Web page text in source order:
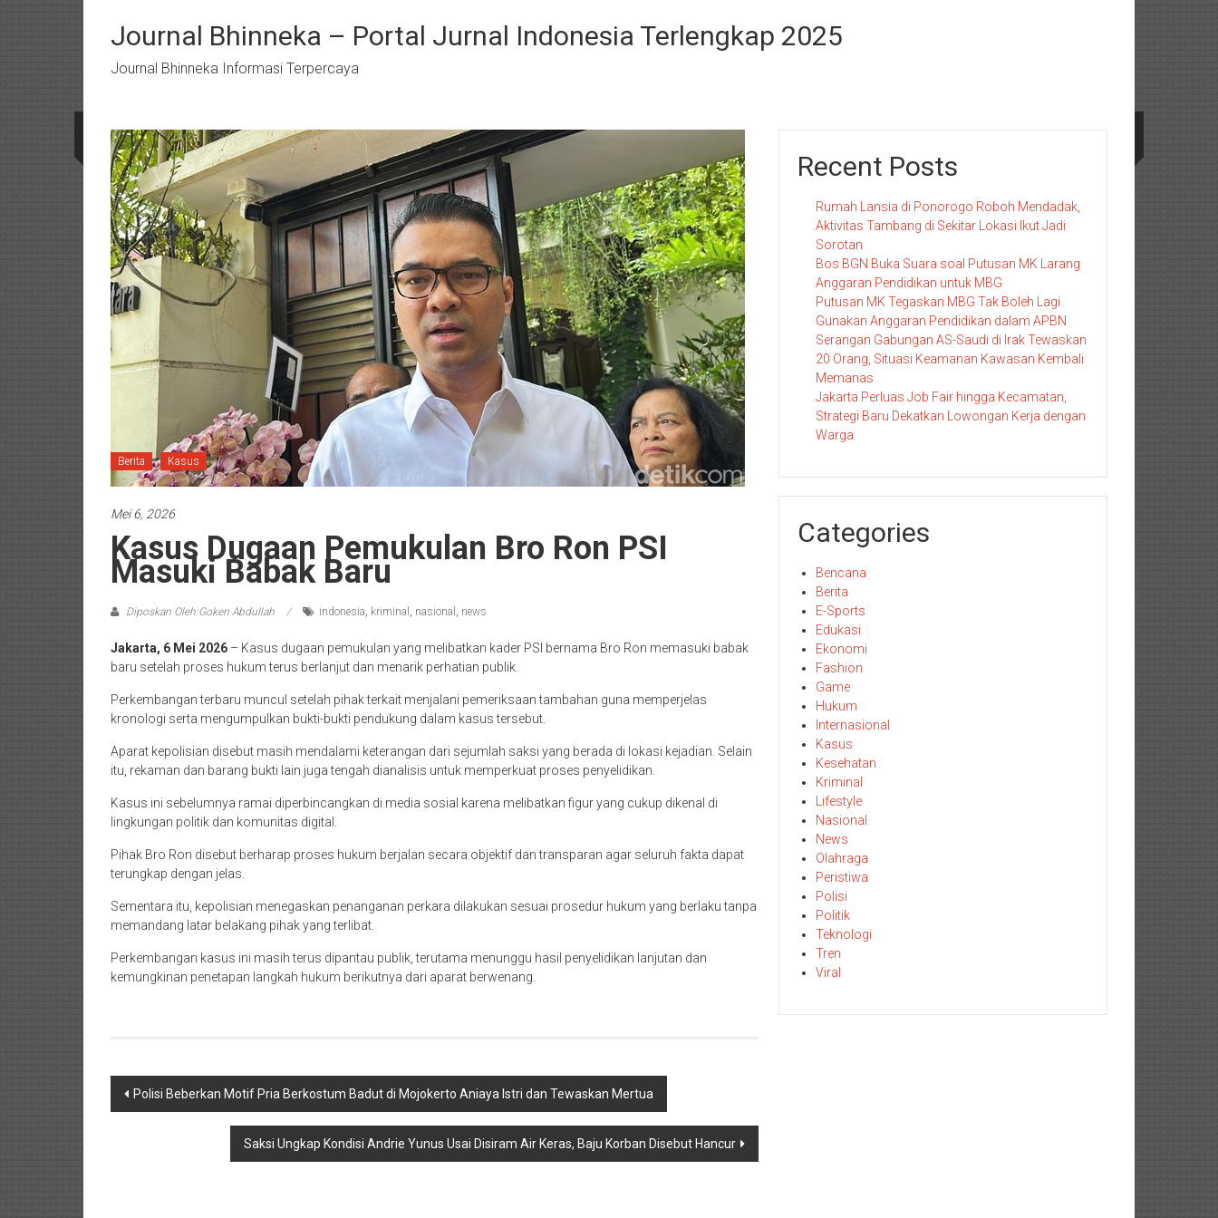
kontenJournal Bhinneka – Portal Jurnal Indonesia Terlengkap 2025
Journal Bhinneka Informasi Terpercaya
Berita Kasus
Mei 6, 2026
Kasus Dugaan Pemukulan Bro Ron PSI
Masuki Babak Baru
Diposkan Oleh:Goken Abdullah indonesia, kriminal , nasional , news
Jakarta, 6 Mei 2026 – Kasus dugaan pemukulan yang melibatkan kader PSI bernama Bro Ron memasuki babak
baru setelah proses hukum terus berlanjut dan menarik perhatian publik.
Perkembangan terbaru muncul setelah pihak terkait menjalani pemeriksaan tambahan guna memperjelas
kronologi serta mengumpulkan bukti-bukti pendukung dalam kasus tersebut.
Aparat kepolisian disebut masih mendalami keterangan dari sejumlah saksi yang berada di lokasi kejadian. Selain
itu, rekaman dan barang bukti lain juga tengah dianalisis untuk memperkuat proses penyelidikan.
Kasus ini sebelumnya ramai diperbincangkan di media sosial karena melibatkan figur yang cukup dikenal di
lingkungan politik dan komunitas digital.
Pihak Bro Ron disebut berharap proses hukum berjalan secara objektif dan transparan agar seluruh fakta dapat
terungkap dengan jelas.
Sementara itu, kepolisian menegaskan penanganan perkara dilakukan sesuai prosedur hukum yang berlaku tanpa
memandang latar belakang pihak yang terlibat.
Perkembangan kasus ini masih terus dipantau publik, terutama menunggu hasil penyelidikan lanjutan dan
kemungkinan penetapan langkah hukum berikutnya dari aparat berwenang.
Navigasi
Polisi Beberkan Motif Pria Berkostum Badut di Mojokerto Aniaya Istri dan Tewaskan Mertua
Saksi Ungkap Kondisi Andrie Yunus Usai Disiram Air Keras, Baju Korban Disebut Hancur
Recent Posts
Rumah Lansia di Ponorogo Roboh Mendadak,
Aktivitas Tambang di Sekitar Lokasi Ikut Jadi
Sorotan
Bos BGN Buka Suara soal Putusan MK Larang
Anggaran Pendidikan untuk MBG
Putusan MK Tegaskan MBG Tak Boleh Lagi
Gunakan Anggaran Pendidikan dalam APBN
Serangan Gabungan AS-Saudi di Irak Tewaskan
20 Orang, Situasi Keamanan Kawasan Kembali
Memanas
Jakarta Perluas Job Fair hingga Kecamatan,
Strategi Baru Dekatkan Lowongan Kerja dengan
Warga
Categories
Bencana
Berita
E-Sports
Edukasi
Ekonomi
Fashion
Game
Hukum
Internasional
Kasus
Kesehatan
Kriminal
Lifestyle
Nasional
News
Olahraga
Peristiwa
Polisi
Politik
Teknologi
Tren
Viral